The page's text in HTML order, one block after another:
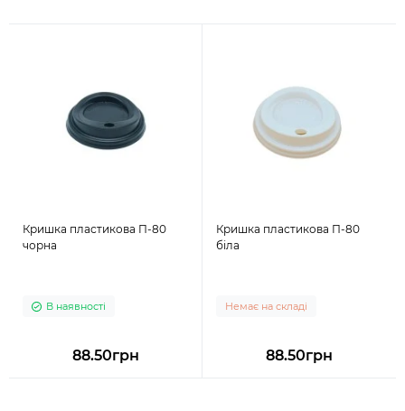
Кришка пластикова П-80
чорна
В наявності
88.50грн
Кришка пластикова П-80
біла
Немає на складі
88.50грн